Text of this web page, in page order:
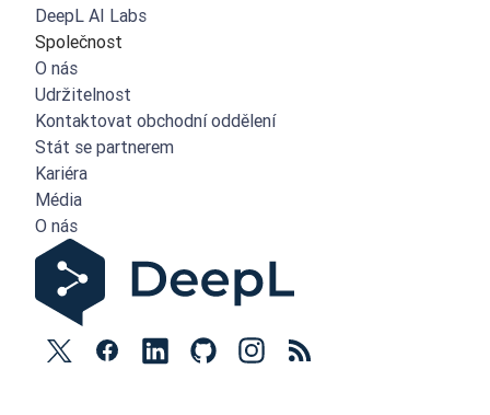
DeepL AI Labs
Společnost
O nás
Udržitelnost
Kontaktovat obchodní oddělení
Stát se partnerem
Kariéra
Média
O nás